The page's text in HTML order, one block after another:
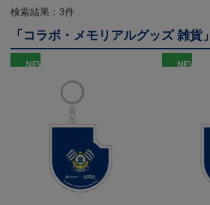
検索結果：3件
「コラボ・メモリアルグッズ 雑貨
NEW NEW